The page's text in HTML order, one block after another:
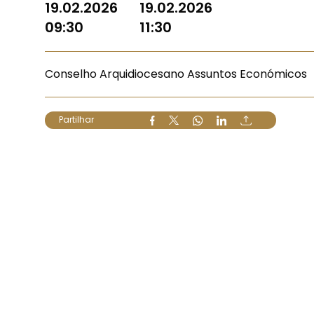
19.02.2026
09:30
19.02.2026
11:30
Conselho Arquidiocesano Assuntos Económicos
Partilhar